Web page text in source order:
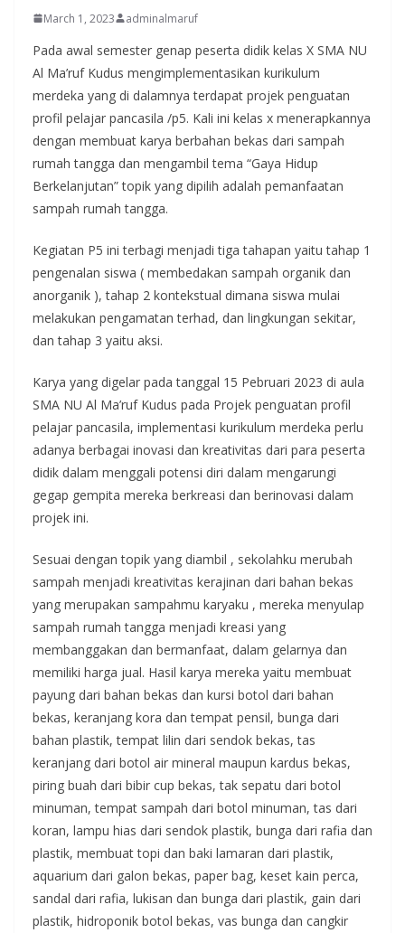
March 1, 2023 adminalmaruf
Pada awal semester genap peserta didik kelas X SMA NU
Al Ma’ruf Kudus mengimplementasikan kurikulum
merdeka yang di dalamnya terdapat projek penguatan
profil pelajar pancasila /p5. Kali ini kelas x menerapkannya
dengan membuat karya berbahan bekas dari sampah
rumah tangga dan mengambil tema “Gaya Hidup
Berkelanjutan” topik yang dipilih adalah pemanfaatan
sampah rumah tangga.
Kegiatan P5 ini terbagi menjadi tiga tahapan yaitu tahap 1
pengenalan siswa ( membedakan sampah organik dan
anorganik ), tahap 2 kontekstual dimana siswa mulai
melakukan pengamatan terhad, dan lingkungan sekitar,
dan tahap 3 yaitu aksi.
Karya yang digelar pada tanggal 15 Pebruari 2023 di aula
SMA NU Al Ma’ruf Kudus pada Projek penguatan profil
pelajar pancasila, implementasi kurikulum merdeka perlu
adanya berbagai inovasi dan kreativitas dari para peserta
didik dalam menggali potensi diri dalam mengarungi
gegap gempita mereka berkreasi dan berinovasi dalam
projek ini.
Sesuai dengan topik yang diambil , sekolahku merubah
sampah menjadi kreativitas kerajinan dari bahan bekas
yang merupakan sampahmu karyaku , mereka menyulap
sampah rumah tangga menjadi kreasi yang
membanggakan dan bermanfaat, dalam gelarnya dan
memiliki harga jual. Hasil karya mereka yaitu membuat
payung dari bahan bekas dan kursi botol dari bahan
bekas, keranjang kora dan tempat pensil, bunga dari
bahan plastik, tempat lilin dari sendok bekas, tas
keranjang dari botol air mineral maupun kardus bekas,
piring buah dari bibir cup bekas, tak sepatu dari botol
minuman, tempat sampah dari botol minuman, tas dari
koran, lampu hias dari sendok plastik, bunga dari rafia dan
plastik, membuat topi dan baki lamaran dari plastik,
aquarium dari galon bekas, paper bag, keset kain perca,
sandal dari rafia, lukisan dan bunga dari plastik, gain dari
plastik, hidroponik botol bekas, vas bunga dan cangkir